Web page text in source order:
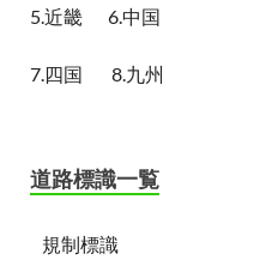
5.近畿 6.中国
7.四国 8.九州
道路標識一覧
規制標識